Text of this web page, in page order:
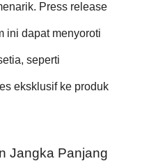
Press release
ini dapat menyoroti
seperti
eksklusif ke produk
Jangka Panjang